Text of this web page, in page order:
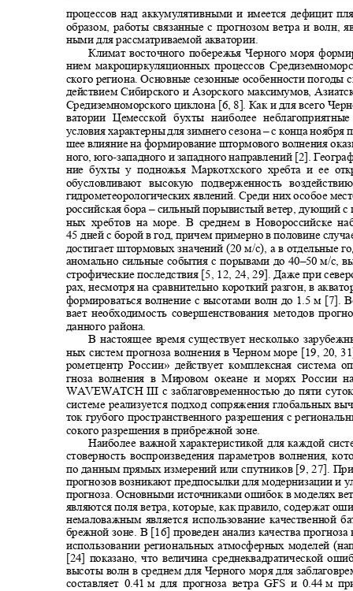
процессов над аккумулятивными и имеется дефицит
образом, работы связанные с прогнозом ветра и волн,
ными для рассматриваемой акватории.
Климат восточного побережья Черного моря
нием макроциркуляционных процессов
ского региона. Основные сезонные особенности погоды
действием Сибирского и Азорского максимумов,
Средиземноморского циклона [6, 8]. Как и для всего
ватории Цемесской бухты наиболее неблагоприятные
условия характерны для зимнего сезона ‒ с конца
шее влияние на формирование штормового волнения
ного, юго-западного и западного направлений [2].
ние бухты у подножья Маркотхского хребта и ее
обусловливают высокую подверженность
гидрометеорологических явлений. Среди них особое
российская бора ‒ сильный порывистый ветер, дующий
ных хребтов на море. В среднем в Новороссийске
45дней с борой в год, причем примерно в половине
достигает штормовых значений (20 м/с), а в отдельные
аномально сильные события с порывами до 40–50м/с,
строфические последствия [5, 12, 24, 29]
. Даже при
рах, несмотря на сравнительно короткий разгон, в
формироваться волнение с высотами волн до 1 .5м [7]
.
вает необходимость совершенствования методов
данного района.
В настоящее время существует несколько
ных систем прогноза волнения в Черном море [19, 20, 31
рометцентр России» действует комплексная система
гноза волнения в Мировом океане и морях России
WAVEWATCH III с заблаговременностью до пяти
системе реализуется подход сопряжения глобальных
ток грубого пространственного разрешения с
сокого разрешения в прибрежной зоне.
Наиболее важной характеристикой для каждой
стоверность воспроизведения параметров волнения,
по данным прямых измерений или спутников [9, 27].
прогнозов возникают предпосылки для модернизации и
прогноза. Основными источниками ошибок в моделях
являются поля ветра, которые,как правило,содержат
немаловажным является использование качественной
брежной зоне. В [16] проведен анализ качества
использовании региональных атмосферных моделей
[24] показано ,что величина среднеквадратической
высоты волн в среднем для Черного моря для
составляет 0.41м для прогноза ветраGFS и 0.44 м